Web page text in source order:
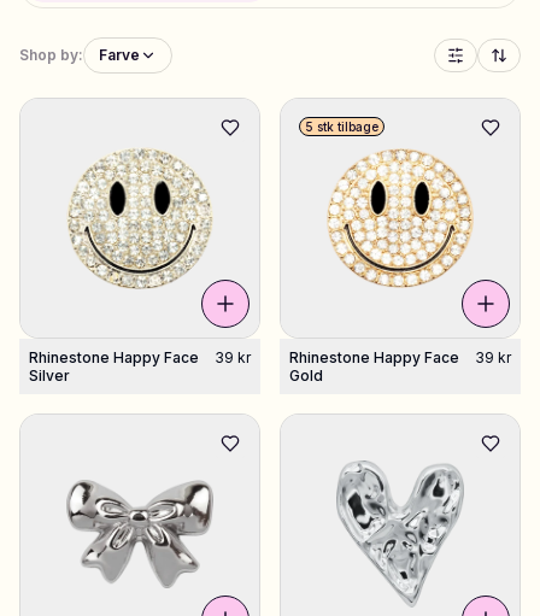
Shop DRMZ®
Vælg og bland – hundredvis af unikke stick-ons
Design Smykker
Halskæder, armbånd, bag chains & mere
Shop Charms
Masser af vedhæng. Find dine favoritter.
Limited Editions
5 for prisen af 4
Shop by: Farve
Rhinestone Happy Face
Silver
39 kr
Rhinestone Happy Face
Gold
39 kr
5 stk tilbage